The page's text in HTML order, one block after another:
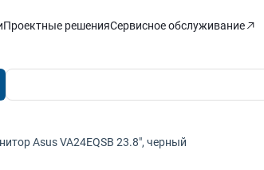
Проектные решенияСервисное обслуживание
Asus VA24EQSB 23.8″, черный